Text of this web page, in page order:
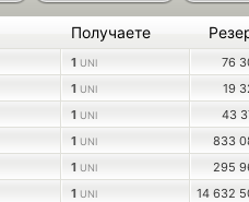
Получаете
1 UNI 76
1 UNI 19
1 UNI 43
1 UNI 833
1 UNI 295
1 UNI 14 632